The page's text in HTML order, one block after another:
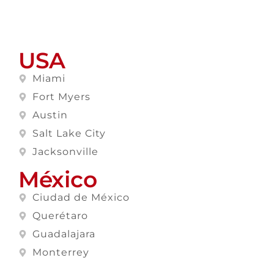
USA
Miami
Fort Myers
Austin
Salt Lake City
Jacksonville
México
Ciudad de México
Querétaro
Guadalajara
Monterrey